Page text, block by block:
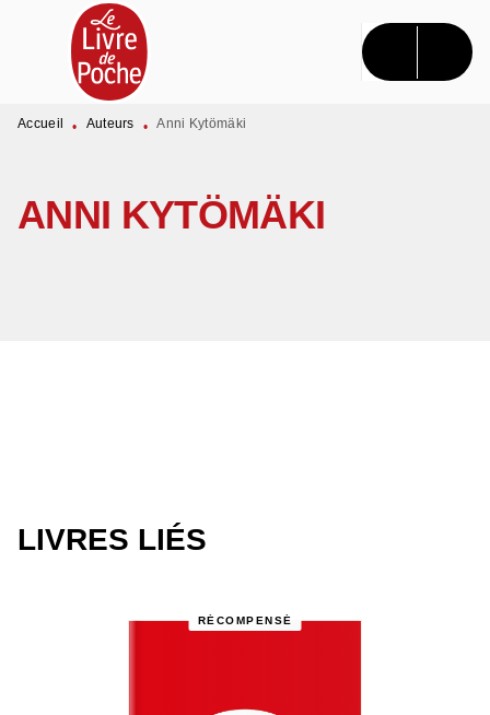
MENU RECHERCHE CONTENU
PIED DE PAGE
Accueil • Auteurs • Anni Kytömäki
ANNI KYTÖMÄKI
LIVRES LIÉS
RÉCOMPENSÉ